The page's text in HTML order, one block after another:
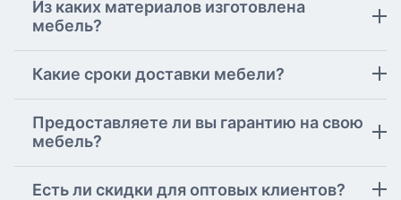
Из каких материалов изготовлена
мебель?
Какие сроки доставки мебели?
Предоставляете ли вы гарантию на свою
мебель?
Есть ли скидки для оптовых клиентов?